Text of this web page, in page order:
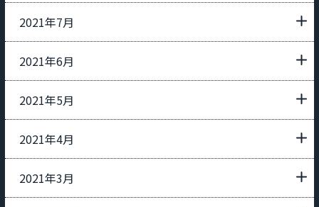
2021年7月
2021年6月
2021年5月
2021年4月
2021年3月